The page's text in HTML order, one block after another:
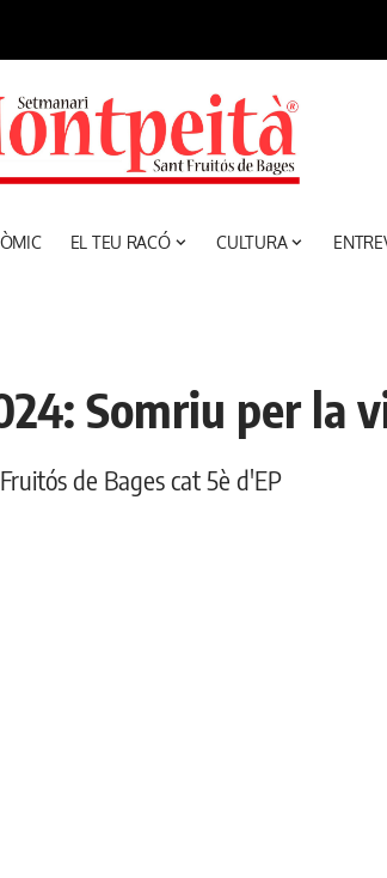
EL TEU RACÓ CULTURA
Somriu per la
de Bages cat 5è d'EP